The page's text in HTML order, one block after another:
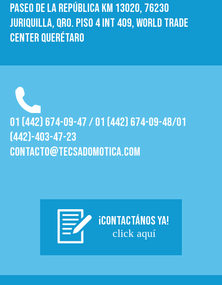
Paseo de la República Km 13020, 76230
Juriquilla, Qro. Piso 4 int 409, World trade
Center Querétaro
01 (442) 674-09-47 / 01 (442) 674-09-48/01
(442)-403-47-23
contacto@tecsadomotica.com
¡CONTACTÁNOS YA!
click aquí